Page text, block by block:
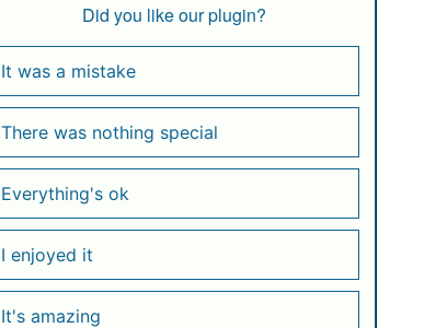
Did you like our plugin?
It was a mistake
There was nothing special
Everything's ok
I enjoyed it
It's amazing